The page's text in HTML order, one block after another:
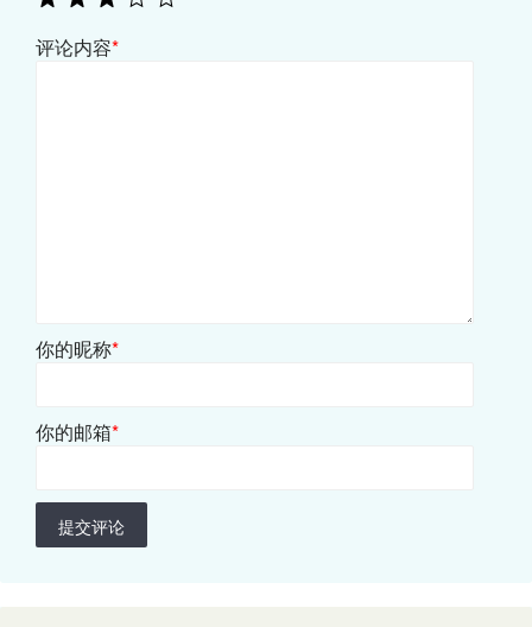
评论内容*
你的昵称*
你的邮箱*
提交评论